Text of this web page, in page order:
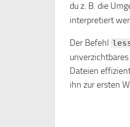
du z. B. die
interpretiert
Der Befehl
Dateien
ihn zur ersten